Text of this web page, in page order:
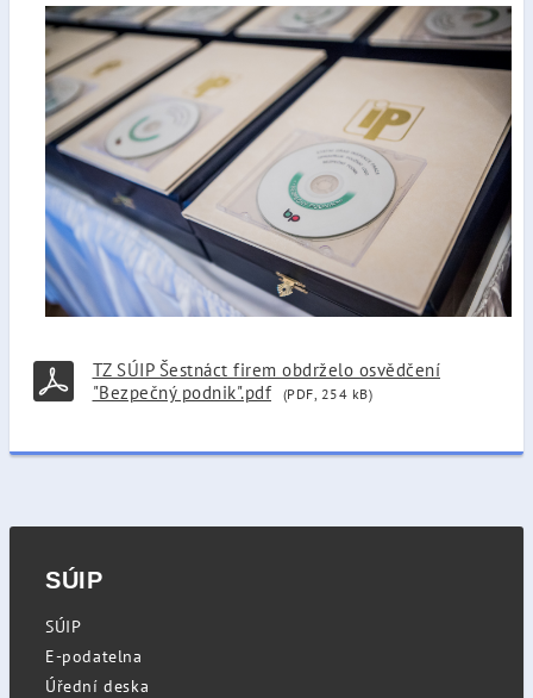
TZ SÚIP Šestnáct firem obdrželo osvědčení
"Bezpečný podnik".pdf
(PDF, 254 kB)
SÚIP
SÚIP
E-podatelna
Úřední deska